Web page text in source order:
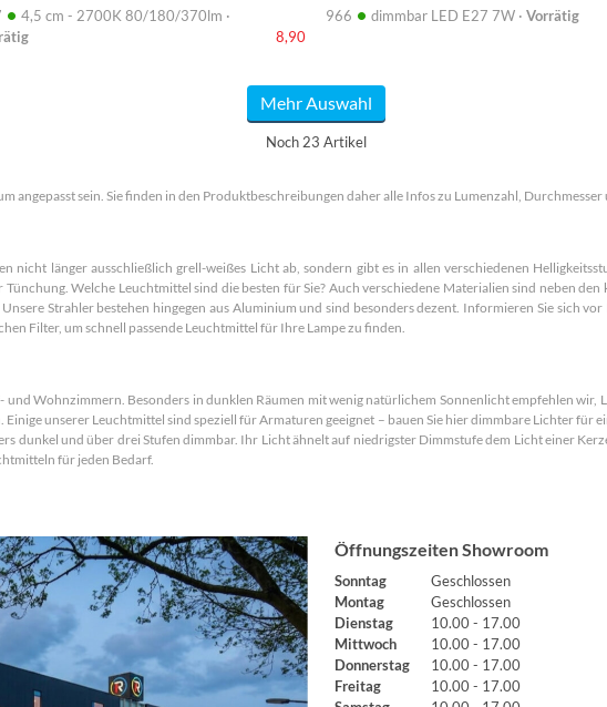
• 4,5 cm - 2700K 80/180/370lm ·
8,90
966 • dimmbar LED E27 7W · Vorrätig
Mehr Auswahl
Noch 23 Artikel
angepasst sein. Sie finden in den Produktbeschreibungen daher alle Infos zu Lumenzahl,
nicht länger ausschließlich grell-weißes Licht ab, sondern gibt es in allen verschiedenen
Welche Leuchtmittel sind die besten für Sie? Auch verschiedene Materialien sind neben
Strahler bestehen hingegen aus Aluminium und sind besonders dezent. Informieren Sie sich
Filter, um schnell passende Leuchtmittel für Ihre Lampe zu finden.
Wohnzimmern. Besonders in dunklen Räumen mit wenig natürlichem Sonnenlicht empfehlen wir,
unserer Leuchtmittel sind speziell für Armaturen geeignet – bauen Sie hier dimmbare Lichter für
dunkel und über drei Stufen dimmbar. Ihr Licht ähnelt auf niedrigster Dimmstufe dem Licht einer
für jeden Bedarf.
Öffnungszeiten Showroom
Sonntag
Geschlossen
Montag
Geschlossen
Dienstag
10.00 - 17.00
Mittwoch
10.00 - 17.00
Donnerstag
10.00 - 17.00
Freitag
10.00 - 17.00